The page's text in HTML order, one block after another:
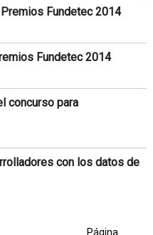
Fundetec 2014
Fundetec 2014
concurso para
con los datos de
Página